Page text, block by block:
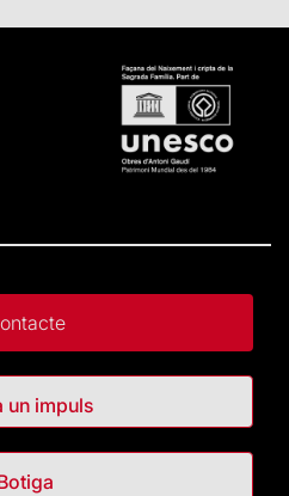
un impuls